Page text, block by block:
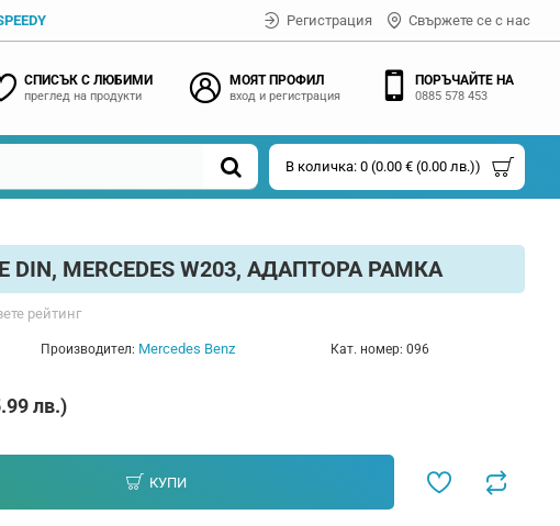
Регистрация Свържете се с нас
СПИСЪК С ЛЮБИМИ
преглед на продукти
МОЯТ ПРОФИЛ
вход и регистрация
ПОРЪЧАЙТЕ НА
0885 578 453
В количка: 0 (0.00 € (0.00 лв.))
DIN, MERCEDES W203, АДАПТОРА РАМКА
Производител: Mercedes Benz Кат. номер: 096
рейтинг
лв.)
КУПИ